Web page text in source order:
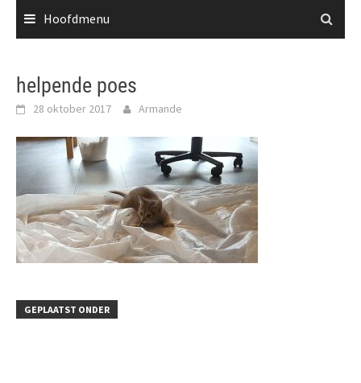
Hoofdmenu
helpende poes
28 oktober 2017 Armande
GEPLAATST ONDER